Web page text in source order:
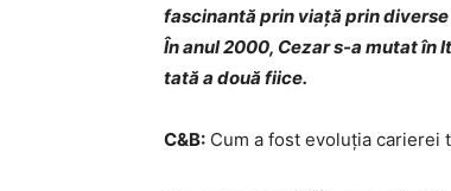
fascinantă prin viață prin
În anul 2000, Cezar s-a mutat în
tată a două fiice.
C&B: Cum a fost evoluția carierei